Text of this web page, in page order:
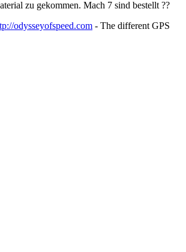
zu gekommen. Mach 7 sind bestellt ??
odysseyofspeed.com - The different GPS